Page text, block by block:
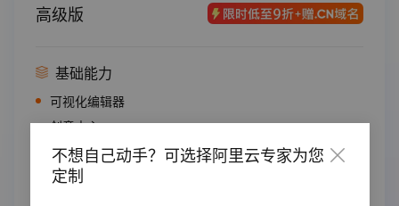
ECS配置 共享
阿里云短信服务
绑定域名个数
备案服务码2个
灵感值
高级版
基础能力
可视化编辑器
创意中心
内容数据动态管理
不想自己动手？可选择阿里云专家为您
定制